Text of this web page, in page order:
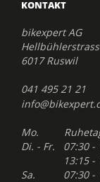
KONTAKT
bikexpert AG
6017 Ruswil
041 495 21 21
Mo.
Di. - Fr. 07:30 -
13:15 -
Sa. 07:30 -